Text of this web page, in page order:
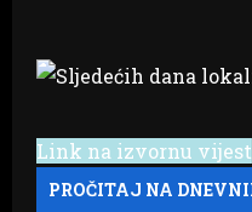
Link na izvornu vijest